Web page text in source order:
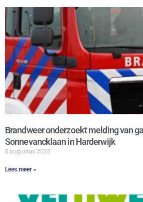
Brandweer onderzoekt melding van
Sonnevancklaan in Harderwijk
5 augustus 2026
Lees meer »